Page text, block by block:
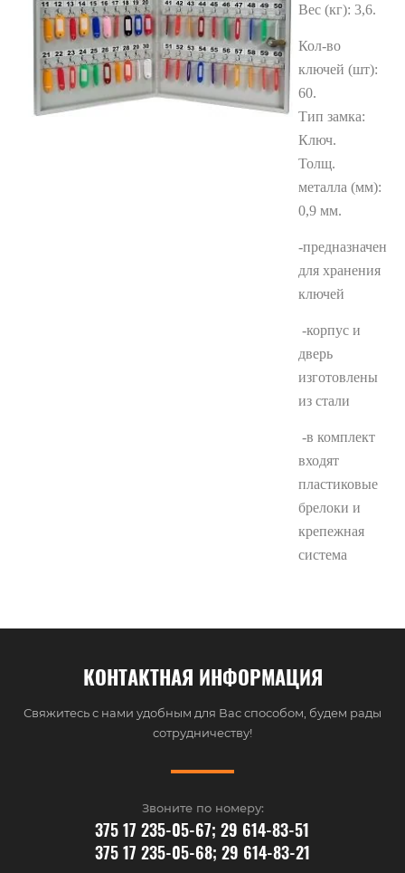
Вес (кг): 3,6.
Кол-во
ключей (шт):
60.
Тип замка:
Ключ.
Толщ.
металла (мм):
0,9 мм.
-предназначен
для хранения
ключей
-корпус и
дверь
изготовлены
из стали
-в комплект
входят
пластиковые
брелоки и
крепежная
система
КОНТАКТНАЯ ИНФОРМАЦИЯ
Свяжитесь с нами удобным для Вас способом, будем рады
сотрудничеству!
Звоните по номеру:
375 17 235-05-67; 29 614-83-51
375 17 235-05-68; 29 614-83-21